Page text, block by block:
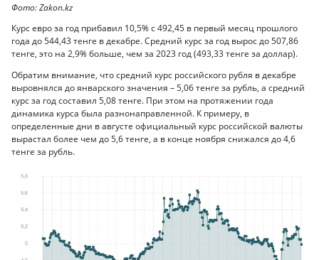
Фото: Zakon.kz
Курс евро за год прибавил 10,5% с 492,45 в первый месяц прошлого
года до 544,43 тенге в декабре. Средний курс за год вырос до 507,86
тенге, это на 2,9% больше, чем за 2023 год (493,33 тенге за доллар).
Обратим внимание, что средний курс российского рубля в декабре
выровнялся до январского значения – 5,06 тенге за рубль, а средний
курс за год составил 5,08 тенге. При этом на протяжении года
динамика курса была разнонаправленной. К примеру, в
определенные дни в августе официальный курс российской валюты
вырастал более чем до 5,6 тенге, а в конце ноября снижался до 4,6
тенге за рубль.